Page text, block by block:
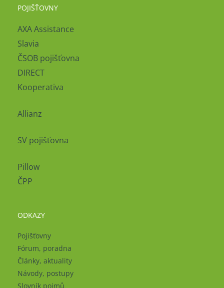
POJIŠŤOVNY
AXA Assistance
Slavia
ČSOB pojišťovna
DIRECT
Kooperativa
Allianz
SV pojišťovna
Pillow
ČPP
ODKAZY
Pojišťovny
Fórum, poradna
Články, aktuality
Návody, postupy
Slovník pojmů